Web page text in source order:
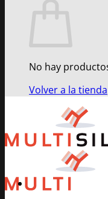
No hay
Volver a la tienda